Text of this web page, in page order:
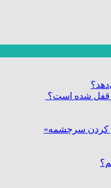
قفل شده است؟
کردن سرچشمه»